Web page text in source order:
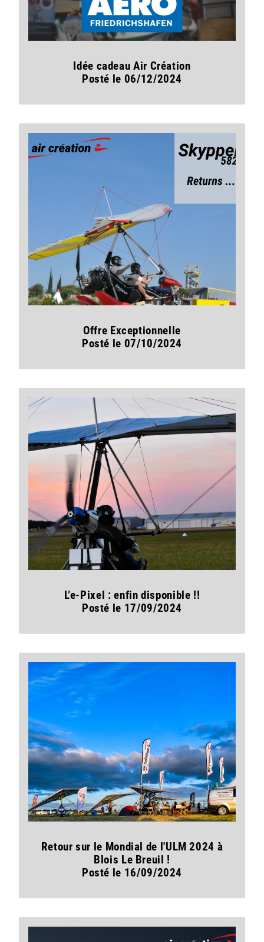
Idée cadeau Air Création
Posté le 06/12/2024
Offre Exceptionnelle
Posté le 07/10/2024
L’e-Pixel : enfin disponible !!
Posté le 17/09/2024
Retour sur le Mondial de l'ULM 2024 à
Blois Le Breuil !
Posté le 16/09/2024